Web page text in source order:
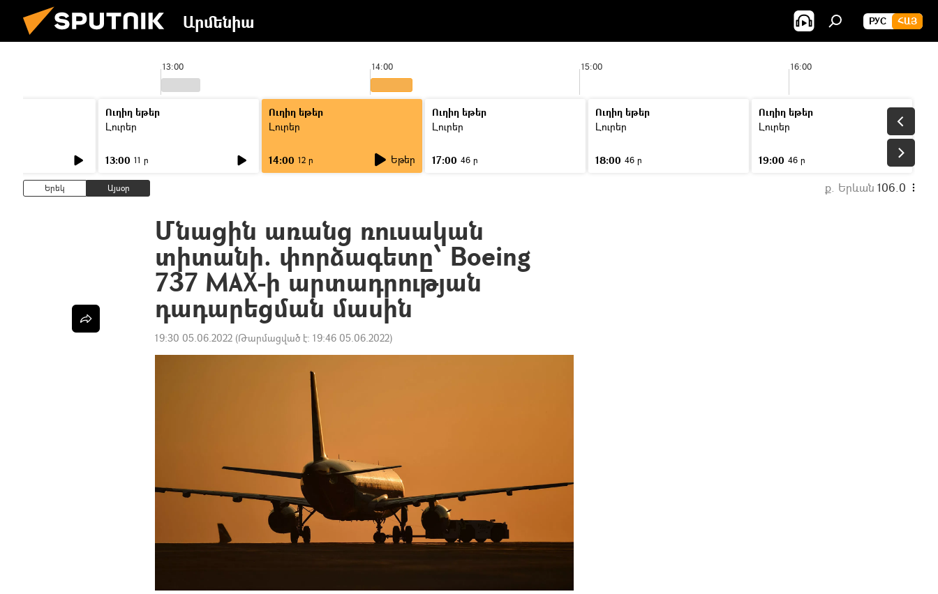
Արմենիա РУС ՀԱՅ
13:00 14:00 15:00 16:00
Ուղիղ եթեր
Լուրեր
13:00 11 ր
Ուղիղ եթեր
Լուրեր
14:00 12 ր Եթեր
Ուղիղ եթեր
Լուրեր
17:00 46 ր
Ուղիղ եթեր
Լուրեր
18:00 46 ր
Ուղիղ եթեր
Լուրեր
19:00 46 ր
Երեկ Այսօր ք. Երևան 106.0
Մնացին առանց ռուսական
տիտանի. փորձագետը՝ Boeing
737 MAX-ի արտադրության
դադարեցման մասին
19:30 05.06.2022 (Թարմացված է: 19:46 05.06.2022)